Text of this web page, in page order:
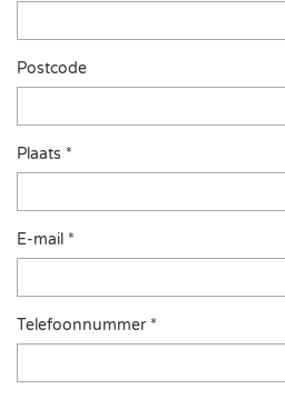
Postcode
Plaats *
E-mail *
Telefoonnummer *